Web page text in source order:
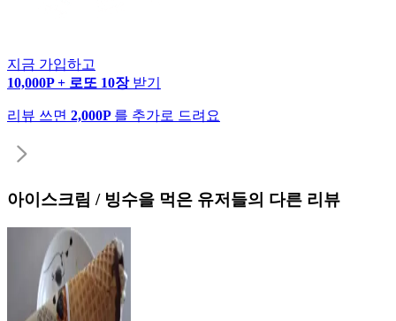
지금 가입하고
10,000P + 로또 10장 받기
리뷰 쓰면 2,000P 를 추가로 드려요
아이스크림 / 빙수을 먹은 유저들의 다른 리뷰